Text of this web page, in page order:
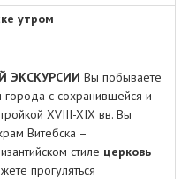
утром
ЭКСКУРСИИ Вы побываете
города с сохранившейся и
ХVIII-XIX вв. Вы
Витебска –
стиле церковь
прогуляться